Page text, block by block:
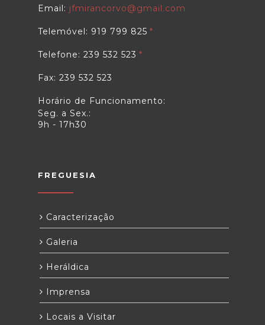
Email: jfmirancorvo@gmail.com
Telemóvel: 919 799 825
Telefone: 239 532 523
Fax: 239 532 523
Horário de Funcionamento:
Seg. a Sex.:
9h - 17h30
FREGUESIA
Caracterização
Galeria
Heráldica
Imprensa
Locais a Visitar